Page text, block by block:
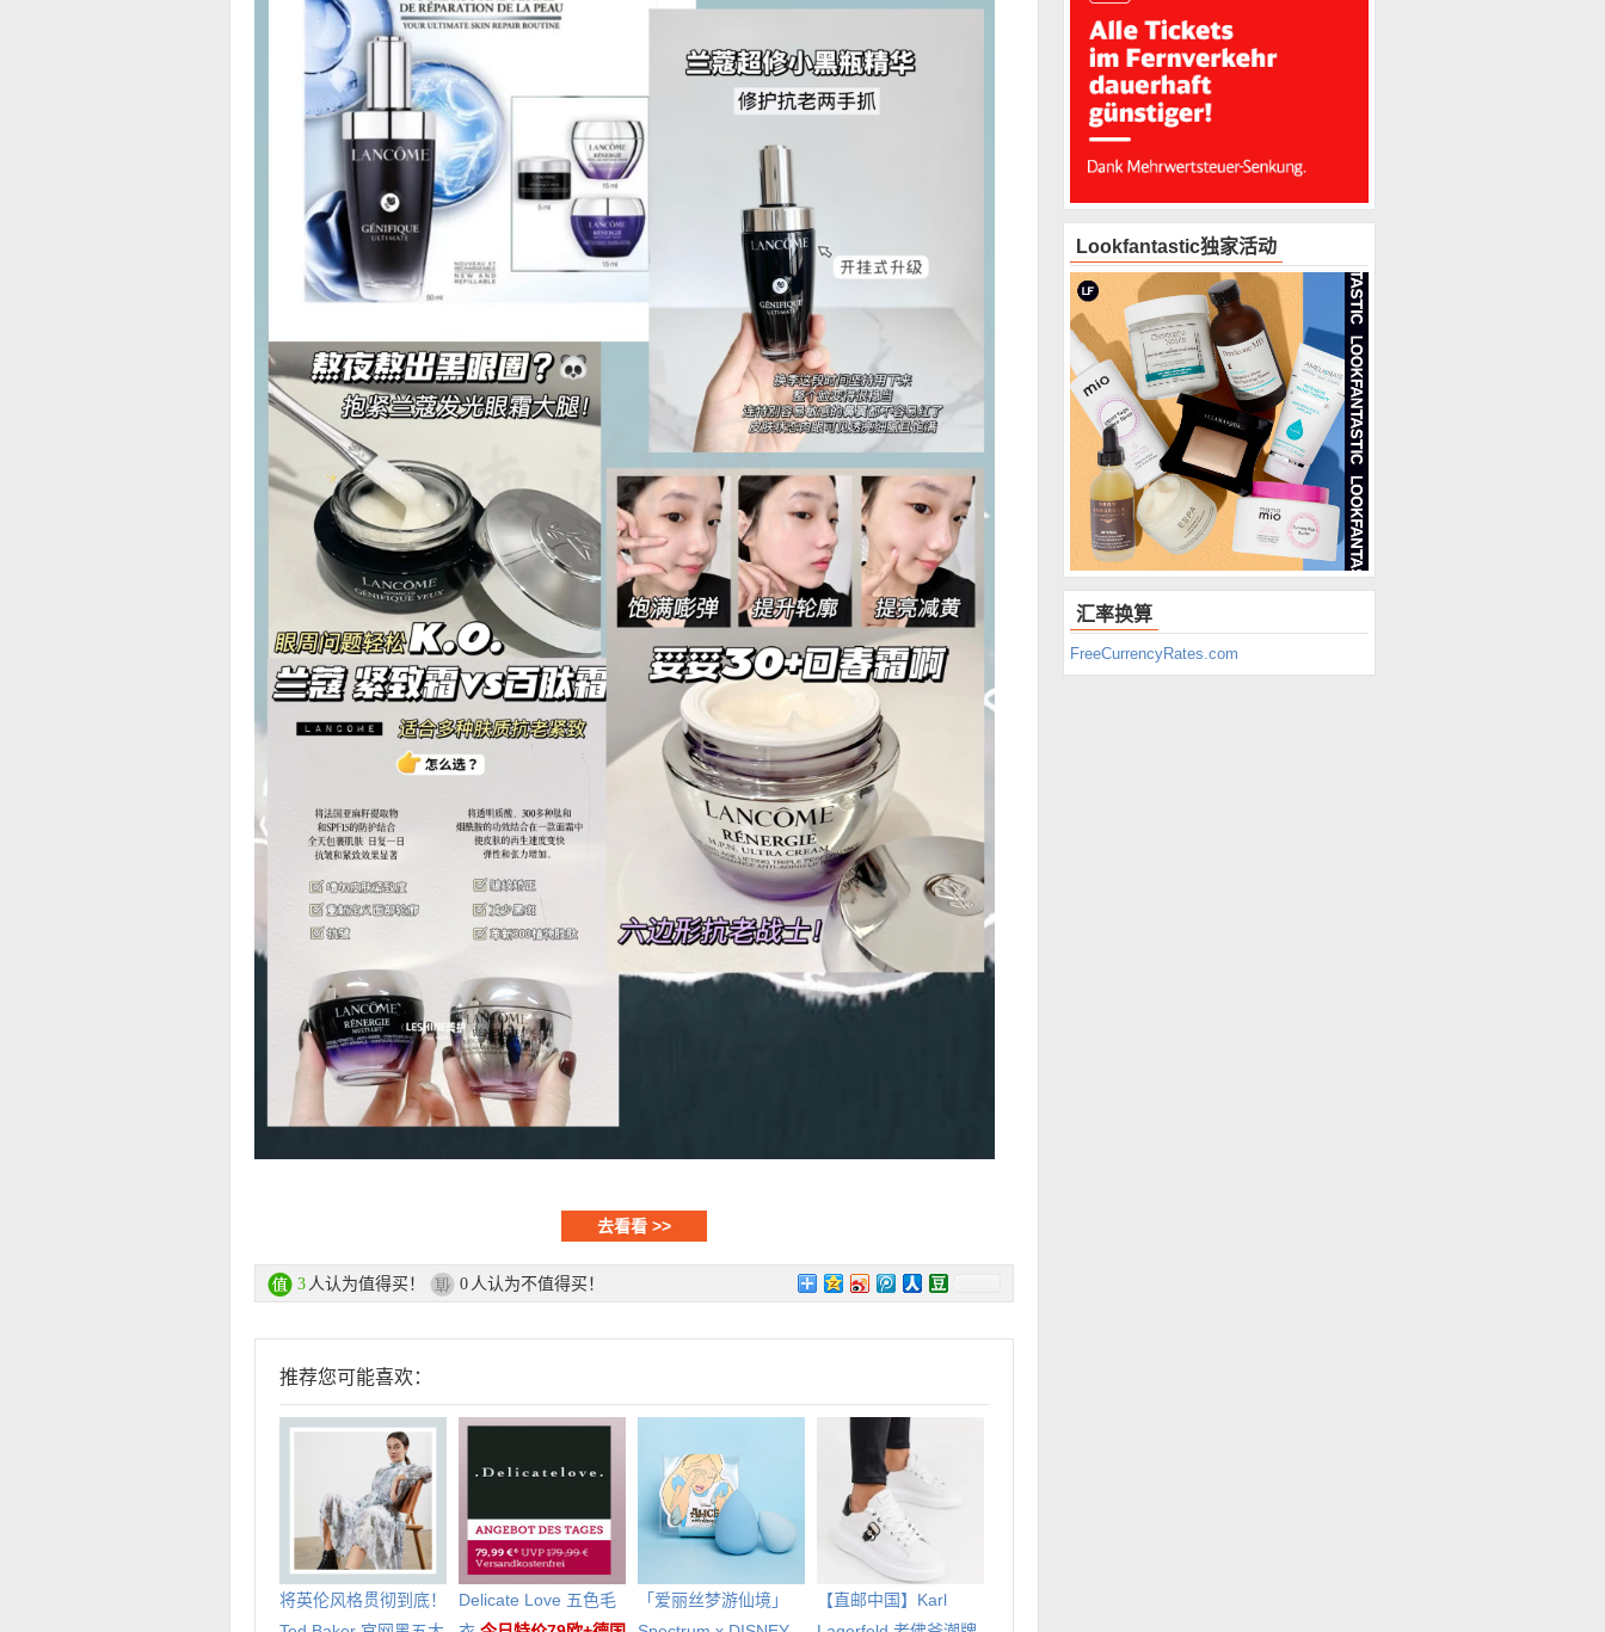
去看看 >>
3 人认为值得买！ 0 人认为不值得买！
推荐您可能喜欢：
将英伦风格贯彻到底！
Delicate Love 五色毛
「爱丽丝梦游仙境」
【直邮中国】Karl
Lookfantastic独家活动
汇率换算
FreeCurrencyRates.com